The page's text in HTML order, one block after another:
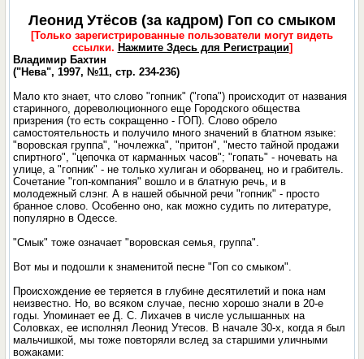
Леонид Утёсов (за кадром) Гоп со смыком
[Только зарегистрированные пользователи могут видеть
ссылки. Нажмите Здесь для Регистрации]
Владимир Бахтин
("Нева", 1997, №11, стр. 234-236)
Мало кто знает, что слово "гопник" ("гопа") происходит от названия
старинного, дореволюционного еще Городского общества
призрения (то есть сокращенно - ГОП). Слово обрело
самостоятельность и получило много значений в блатном языке:
"воровская группа", "ночлежка", "притон", "место тайной продажи
спиртного", "цепочка от карманных часов"; "гопать" - ночевать на
улице, а "гопник" - не только хулиган и оборванец, но и грабитель.
Сочетание "гоп-компания" вошло и в блатную речь, и в
молодежный слэнг. А в нашей обычной речи "гопник" - просто
бранное слово. Особенно оно, как можно судить по литературе,
популярно в Одессе.
"Смык" тоже означает "воровская семья, группа".
Вот мы и подошли к знаменитой песне "Гоп со смыком".
Происхождение ее теряется в глубине десятилетий и пока нам
неизвестно. Но, во всяком случае, песню хорошо знали в 20-е
годы. Упоминает ее Д. С. Лихачев в числе услышанных на
Соловках, ее исполнял Леонид Утесов. В начале 30-х, когда я был
мальчишкой, мы тоже повторяли вслед за старшими уличными
вожаками: